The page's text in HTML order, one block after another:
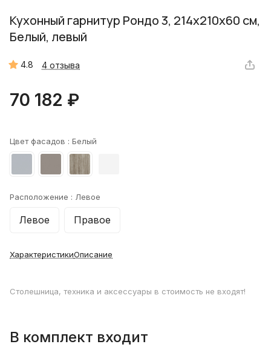
Кухонный гарнитур Рондо 3, 214x210x60 см,
Белый, левый
4.8 4 отзыва
70 182 ₽
Цвет фасадов : Белый
Расположение : Левое
Левое Правое
ХарактеристикиОписание
Столешница, техника и аксессуары в стоимость не входят!
В комплект входит